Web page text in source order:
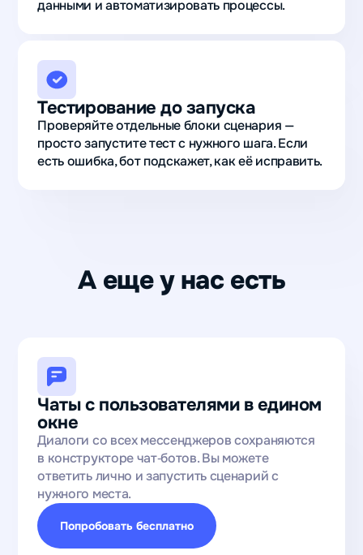
данными и автоматизировать процессы.
Тестирование до запуска
Проверяйте отдельные блоки сценария —
просто запустите тест с нужного шага. Если
есть ошибка, бот подскажет, как её исправить.
А еще у нас есть
Чаты с пользователями в едином
окне
Диалоги со всех мессенджеров сохраняются
в конструкторе чат‑ботов. Вы можете
ответить лично и запустить сценарий с
нужного места.
Попробовать бесплатно